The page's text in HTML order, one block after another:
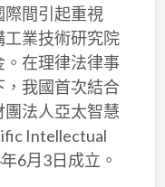
間引起重視
業技術研究院
在理律法律事
我國首次結合
法人亞太智慧
Intellectual
6月3日成立。